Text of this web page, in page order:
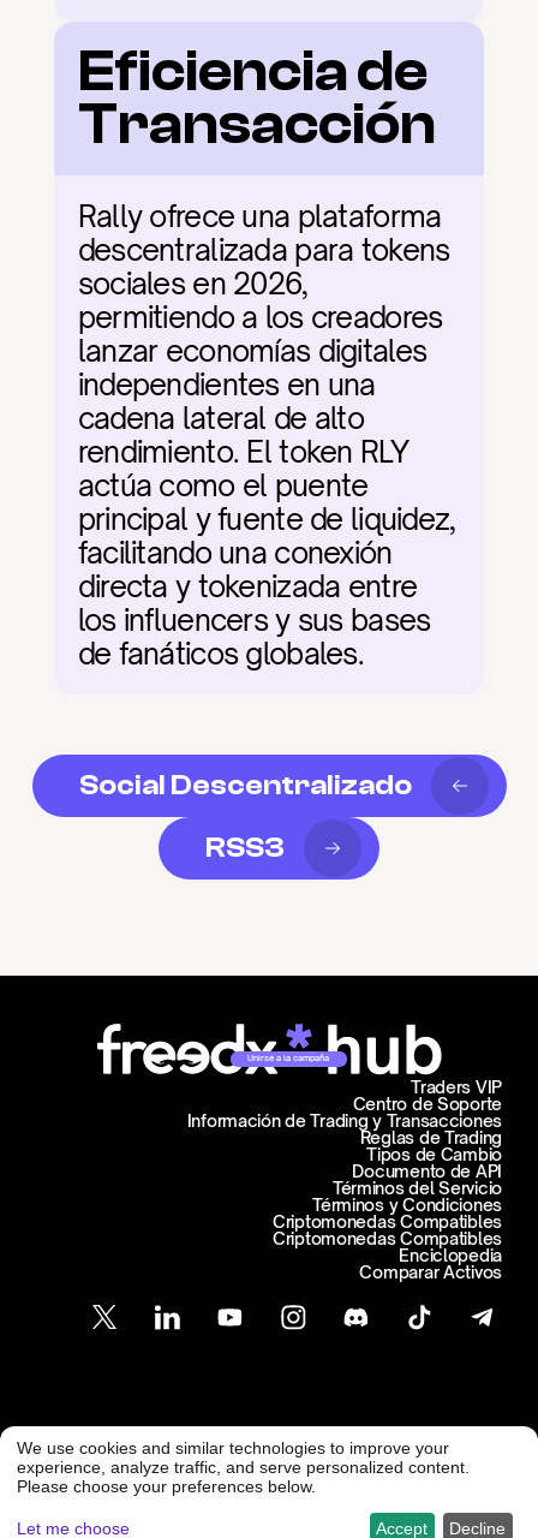
Eficiencia de
Transacción
Rally ofrece una plataforma
descentralizada para tokens
sociales en 2026,
permitiendo a los creadores
lanzar economías digitales
independientes en una
cadena lateral de alto
rendimiento. El token RLY
actúa como el puente
principal y fuente de liquidez,
facilitando una conexión
directa y tokenizada entre
los influencers y sus bases
de fanáticos globales.
Social Descentralizado
RSS3
Unirse a la campaña
Centro de Soporte
Información de Trading y Transacciones
Traders VIP
Reglas de Trading
Tipos de Cambio
Documento de API
Términos del Servicio
Términos y Condiciones
Criptomonedas Compatibles
Criptomonedas Compatibles
Enciclopedia
Comparar Activos
Atención al Cliente
support@freedx.com @ Freedx 2026
We use cookies and similar technologies to improve your
experience, analyze traffic, and serve personalized content.
Please choose your preferences below.
Let me choose Decline
Accept